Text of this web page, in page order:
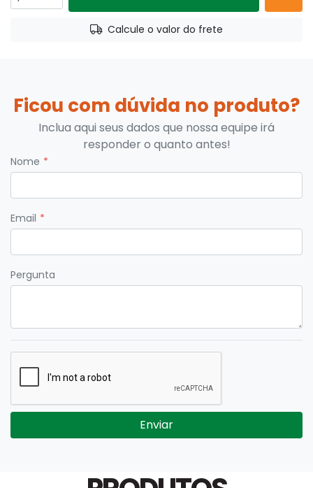
Calcule o valor do frete
Ficou com dúvida no produto?
Inclua aqui seus dados que nossa equipe irá
responder o quanto antes!
Nome
Email
Pergunta
Enviar